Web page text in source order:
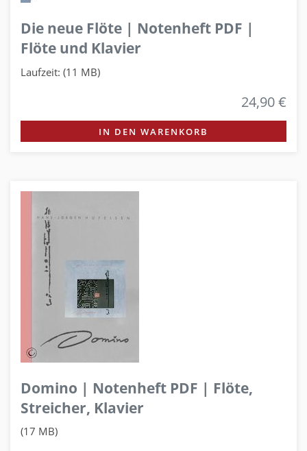
Die neue Flöte | Notenheft PDF |
Flöte und Klavier
Laufzeit: (11 MB)
24,90 €
IN DEN WARENKORB
Domino | Notenheft PDF | Flöte,
Streicher, Klavier
(17 MB)